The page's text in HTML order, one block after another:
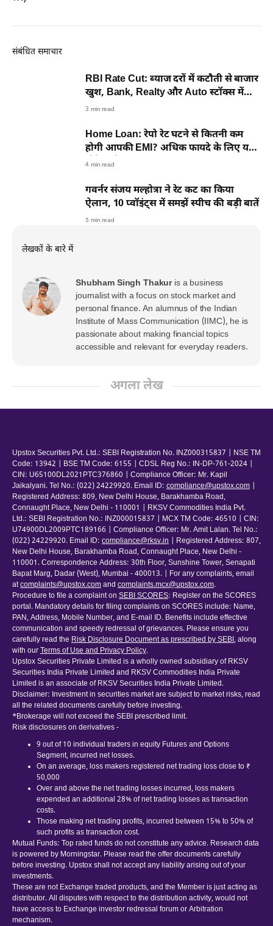
संबंधित समाचार
RBI Rate Cut: ब्याज दरों में कटौती से बाजार
खुश, Bank, Realty और Auto स्टॉक्स में
दिखी हरियाली
3 min read
Home Loan: रेपो रेट घटने से कितनी कम
होगी आपकी EMI? अधिक फायदे के लिए यह
स्ट्रेटेजी है शानदार
4 min read
गवर्नर संजय मल्होत्रा ने रेट कट का किया
ऐलान, 10 प्वॉइंट्स में समझें स्पीच की बड़ी बातें
5 min read
लेखकों के बारे में
Shubham Singh Thakur is a business
journalist with a focus on stock market and
personal finance. An alumnus of the Indian
Institute of Mass Communication (IIMC), he is
passionate about making financial topics
accessible and relevant for everyday readers.
अगला लेख
Upstox Securities Pvt. Ltd.: SEBI Registration No. INZ000315837 | NSE TM
Code: 13942 | BSE TM Code: 6155 | CDSL Reg No.: IN-DP-761-2024 |
CIN: U65100DL2021PTC376860 | Compliance Officer: Mr. Kapil
Jaikalyani. Tel No.: (022) 24229920. Email ID: compliance@upstox.com
Registered Address: 809, New Delhi House, Barakhamba Road,
Connaught Place, New Delhi - 110001 | RKSV Commodities India Pvt.
Ltd.: SEBI Registration No.: INZ000015837 | MCX TM Code: 46510 | CIN:
U74900DL2009PTC189166 | Compliance Officer: Mr. Amit Lalan. Tel No.:
(022) 24229920. Email ID: compliance@rksv.in
| Registered Address: 807,
New Delhi House, Barakhamba Road, Connaught Place, New Delhi -
110001. Correspondence Address: 30th Floor, Sunshine Tower, Senapati
Bapat Marg, Dadar (West), Mumbai - 400013. | For any complaints, email
atcomplaints@upstox.comand complaints.mcx@upstox.com.
Procedure to file a complaint on SEBI SCORES: Register on the SCORES
portal. Mandatory details for filing complaints on SCORES include: Name,
PAN, Address, Mobile Number, and E-mail ID. Benefits include effective
communication and speedy redressal of grievances. Please ensure you
carefully read the Risk Disclosure Document as prescribed by SEBI, along
with ourTerms of Use and Privacy Policy.
Upstox Securities Private Limited is a wholly owned subsidiary of RKSV
Securities India Private Limited and RKSV Commodities India Private
Limited is an associate of RKSV Securities India Private Limited.
Disclaimer: Investment in securities market are subject to market risks, read
all the related documents carefully before investing.
*Brokerage will not exceed the SEBI prescribed limit.
Risk disclosures on derivatives -
9 out of 10 individual traders in equity Futures and Options
Segment, incurred net losses.
On an average, loss makers registered net trading loss close to ₹
50,000
Over and above the net trading losses incurred, loss makers
expended an additional 28% of net trading losses as transaction
costs.
Those making net trading profits, incurred between 15% to 50% of
such profits as transaction cost.
Mutual Funds: Top rated funds do not constitute any advice. Research data
is powered by Morningstar. Please read the offer documents carefully
before investing. Upstox shall not accept any liability arising out of your
investments.
These are not Exchange traded products, and the Member is just acting as
distributor. All disputes with respect to the distribution activity, would not
have access to Exchange investor redressal forum or Arbitration
mechanism.